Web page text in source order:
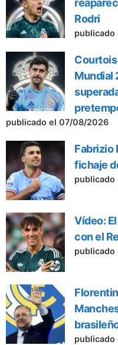
Rodri
Mundial
publicado el 07/08/2026
Fabrizio
fichaje
Vídeo:
con el